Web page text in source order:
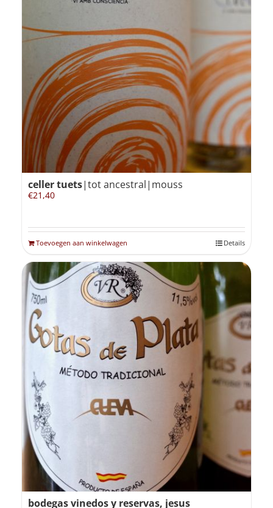
celler tuets|tot ancestral|mouss
€21,40
Toevoegen aan winkelwagen Details
bodegas vinedos y reservas, jesus